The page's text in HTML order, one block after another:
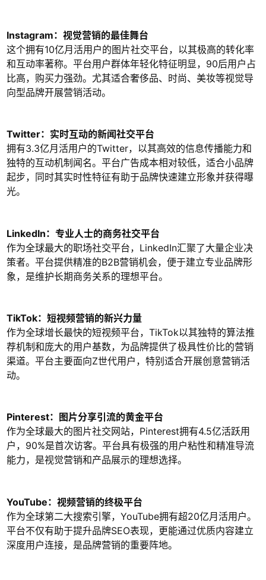
Instagram：视觉营销的最佳舞台
这个拥有10亿月活用户的图片社交平台，以其极高的转化率
和互动率著称。平台用户群体年轻化特征明显，90后用户占
比高，购买力强劲。尤其适合奢侈品、时尚、美妆等视觉导
向型品牌开展营销活动。
Twitter：实时互动的新闻社交平台
拥有3.3亿月活用户的Twitter，以其高效的信息传播能力和
独特的互动机制闻名。平台广告成本相对较低，适合小品牌
起步，同时其实时性特征有助于品牌快速建立形象并获得曝
光。
LinkedIn：专业人士的商务社交平台
作为全球最大的职场社交平台，LinkedIn汇聚了大量企业决
策者。平台提供精准的B2B营销机会，便于建立专业品牌形
象，是维护长期商务关系的理想平台。
TikTok：短视频营销的新兴力量
作为全球增长最快的短视频平台，TikTok以其独特的算法推
荐机制和庞大的用户基数，为品牌提供了极具性价比的营销
渠道。平台主要面向Z世代用户，特别适合开展创意营销活
动。
Pinterest：图片分享引流的黄金平台
作为全球最大的图片社交网站，Pinterest拥有4.5亿活跃用
户，90%是首次访客。平台具有极强的用户粘性和精准导流
能力，是视觉营销和产品展示的理想选择。
YouTube：视频营销的终极平台
作为全球第二大搜索引擎，YouTube拥有超20亿月活用户。
平台不仅有助于提升品牌SEO表现，更能通过优质内容建立
深度用户连接，是品牌营销的重要阵地。